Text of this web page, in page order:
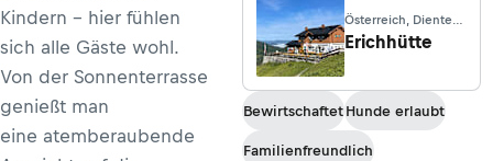
Kindern – hier fühlen
sich alle Gäste wohl.
Von der Sonnenterrasse
genießt man
eine atemberaubende
Österreich, Dienten
am Hochkönig
Erichhütte
Bewirtschaftet Hunde erlaubt
Familienfreundlich